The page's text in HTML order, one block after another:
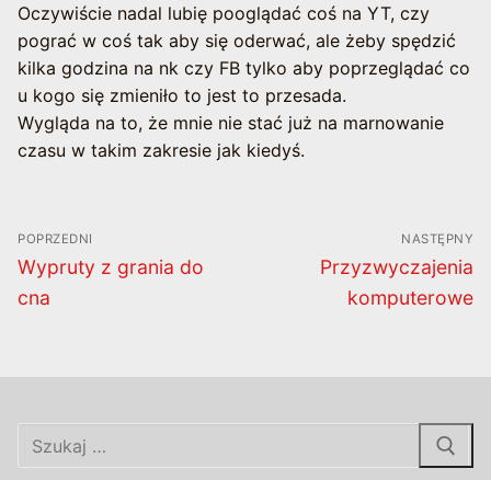
Oczywiście nadal lubię pooglądać coś na YT, czy
pograć w coś tak aby się oderwać, ale żeby spędzić
kilka godzina na nk czy FB tylko aby poprzeglądać co
u kogo się zmieniło to jest to przesada.
Wygląda na to, że mnie nie stać już na marnowanie
czasu w takim zakresie jak kiedyś.
Nawigacja
wpisu
POPRZEDNI
Poprzedni
wpis:
Wypruty z grania do
cna
NASTĘPNY
Następny
wpis:
Przyzwyczajenia
komputerowe
Szukaj: